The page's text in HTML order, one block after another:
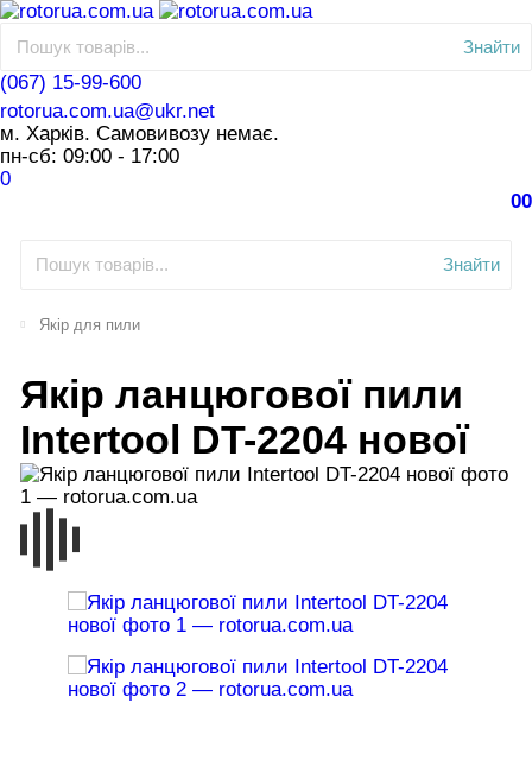
Знайти
(067) 15-99-600
rotorua.com.ua@ukr.net
м. Харків. Самовивозу немає.
пн-сб: 09:00 - 17:00
0
00
Знайти
Якір для пили
Якір ланцюгової пили
Intertool DT-2204 нової